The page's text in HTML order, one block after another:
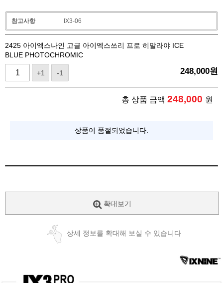
참고사항 IX3-06
2425 아이엑스나인 고글 아이엑스쓰리 프로 히말라야 ICE
BLUE PHOTOCHROMIC
+1 -1 248,000원
총 상품 금액 248,000 원
상품이 품절되었습니다.
확대보기
상세 정보를 확대해 보실 수 있습니다